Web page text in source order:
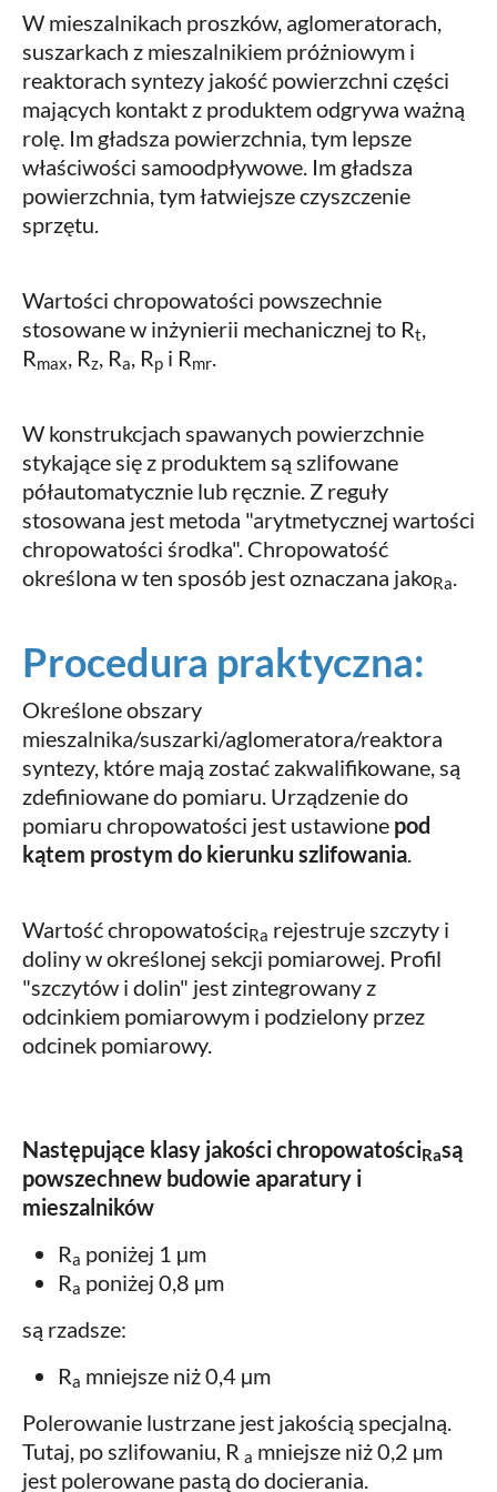
W mieszalnikach proszków, aglomeratorach,
suszarkach z mieszalnikiem próżniowym i
reaktorach syntezy jakość powierzchni części
mających kontakt z produktem odgrywa ważną
rolę. Im gładsza powierzchnia, tym lepsze
właściwości samoodpływowe. Im gładsza
powierzchnia, tym łatwiejsze czyszczenie
sprzętu.
Wartości chropowatości powszechnie
stosowane w inżynierii mechanicznej to Rt
Rmax , Rz , Ra , Rp i Rmr
W konstrukcjach spawanych powierzchnie
stykające się z produktem są szlifowane
półautomatycznie lub ręcznie. Z reguły
stosowana jest metoda "arytmetycznej wartości
chropowatości środka". Chropowatość
określona w ten sposób jest oznaczana jakoRa
Procedura praktyczna:
Określone obszary
mieszalnika/suszarki/aglomeratora/reaktora
syntezy, które mają zostać zakwalifikowane, są
zdefiniowane do pomiaru. Urządzenie do
pomiaru chropowatości jest ustawione pod
kątem prostym do kierunku szlifowania
Wartość chropowatościRa rejestruje szczyty i
doliny w określonej sekcji pomiarowej. Profil
"szczytów i dolin" jest zintegrowany z
odcinkiem pomiarowym i podzielony przez
odcinek pomiarowy.
Następujące klasy jakości chropowatościRasą
powszechnew budowie aparatury i
mieszalników
Ra poniżej 1 µm
Ra poniżej 0,8 µm
są rzadsze:
Ra mniejsze niż 0,4 µm
Polerowanie lustrzane jest jakością specjalną.
Tutaj, po szlifowaniu, R a mniejsze niż 0,2 µm
jest polerowane pastą do docierania.